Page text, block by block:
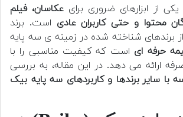
یکی از ابزارهای ضروری برای عکاسان، فیلم
محتوا و حتی کاربران عادی است. برند
برندهای شناخته شده در زمینه ی سه پایه
حرفه ای است که کیفیت مناسبی را با
ارائه می دهد. در این مقاله، به بررسی
با سایر برندها و کاربردهای سه پایه بیک